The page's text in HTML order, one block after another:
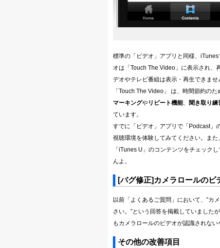
標準の「ビデオ」アプリと同様、
オは「Touch The Video」に表示され、
デオやテレビ番組は表示・再生できませ
「Touch The Video」 は、時間節約のた
マーキングやリピート機能、 聞き取り練
ています。
すでに「ビデオ」アプリで「Podcast」
視聴環境を体験してみてください。ま
「iTunes U」のコンテンツをチェック
んよ。
[バグ修正]カメラロールの
以前「よくあるご質問」において、”カ
さい。”という回答を掲載していました
もカメラロールのビデオが認識されな
その他の改善項目